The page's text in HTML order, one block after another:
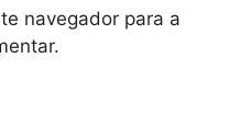
navegador para a